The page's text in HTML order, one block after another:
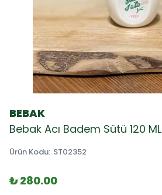
BEBAK
Bebak Acı Badem Sütü 120 ML
Ürün Kodu: ST02352
₺ 280.00